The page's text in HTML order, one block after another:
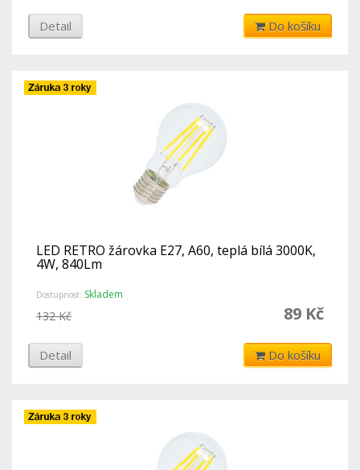
Detail Do košíku
LED RETRO žárovka E27, A60, teplá bílá 3000K,
4W, 840Lm
Dostupnost: Skladem
89 Kč
132 Kč
Detail Do košíku